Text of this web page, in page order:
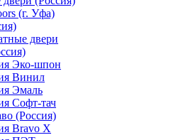
(г. Уфа)
двери
Эко-шпон
Винил
Эмаль
Софт-тач
(Россия)
Bravo X